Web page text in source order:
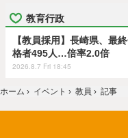
教育行政
【教員採用】長崎県、最
格者495人…倍率2.0倍
2026.8.7 Fri 18:45
ホーム › イベント › 教員 › 記事